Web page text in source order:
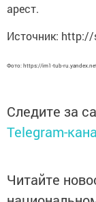
арест.
Источник:
Фото: https://im1-tub-
Следите за
Telegram-
Читайте